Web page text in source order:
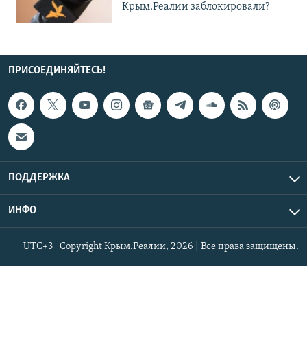
Крым.Реалии заблокировали?
ПРИСОЕДИНЯЙТЕСЬ!
ПОДДЕРЖКА
ИНФО
Copyright Крым.Реалии, 2026 | Все права защищены.
UTC+3